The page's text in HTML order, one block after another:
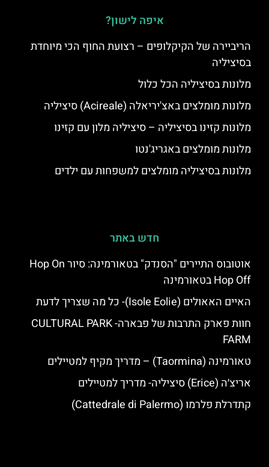
איפה לישון?
הריביירה של הקיקלופים – רצועת החוף הכי מיוחדת
בסיציליה
מלונות בסיציליה הכל כלול
מלונות מומלצים באצ'יריאלה (Acireale) סיציליה
מלונות קזינו בסיציליה – סיציליה מלון עם קזינו
מלונות מומלצים באגריג'נטו
מלונות בסיציליה מומלצים למשפחות עם ילדים
חדש באתר
אוטובוס התיירים "הסנדק" בטאורמינה: סיור Hop On
Hop Off בטאורמינה
האיים האאולים (Isole Eolie)- כל מה שצריך לדעת
חוות פארק התרבות של פבארה- CULTURAL PARK
FARM
טאורמינה (Taormina) – מדריך מקיף למטיילים
אריצ׳ה (Erice) סיציליה- מדריך למטיילים
קתדרלת פלרמו (Cattedrale di Palermo)